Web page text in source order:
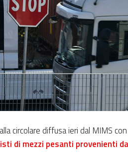
circolare diffusa ieri dal MIMS
di mezzi pesanti provenienti